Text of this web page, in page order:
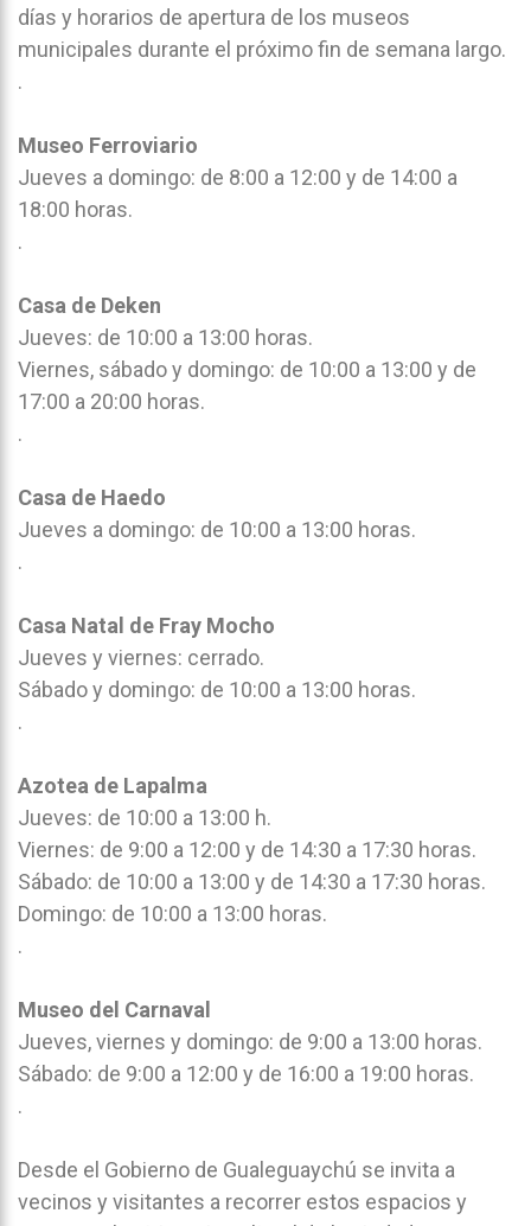
días y horarios de apertura de los museos
municipales durante el próximo fin de semana largo.
.
Museo Ferroviario
Jueves a domingo: de 8:00 a 12:00 y de 14:00 a
18:00 horas.
.
Casa de Deken
Jueves: de 10:00 a 13:00 horas.
Viernes, sábado y domingo: de 10:00 a 13:00 y de
17:00 a 20:00 horas.
.
Casa de Haedo
Jueves a domingo: de 10:00 a 13:00 horas.
.
Casa Natal de Fray Mocho
Jueves y viernes: cerrado.
Sábado y domingo: de 10:00 a 13:00 horas.
.
Azotea de Lapalma
Jueves: de 10:00 a 13:00 h.
Viernes: de 9:00 a 12:00 y de 14:30 a 17:30 horas.
Sábado: de 10:00 a 13:00 y de 14:30 a 17:30 horas.
Domingo: de 10:00 a 13:00 horas.
.
Museo del Carnaval
Jueves, viernes y domingo: de 9:00 a 13:00 horas.
Sábado: de 9:00 a 12:00 y de 16:00 a 19:00 horas.
.
Desde el Gobierno de Gualeguaychú se invita a
vecinos y visitantes a recorrer estos espacios y